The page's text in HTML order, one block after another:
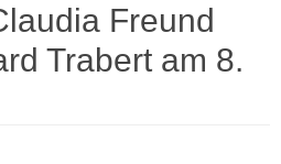
Freund
Trabert am 8.